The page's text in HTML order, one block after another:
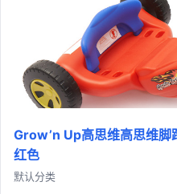
Grow’n Up高思维高思维
红色
默认分类